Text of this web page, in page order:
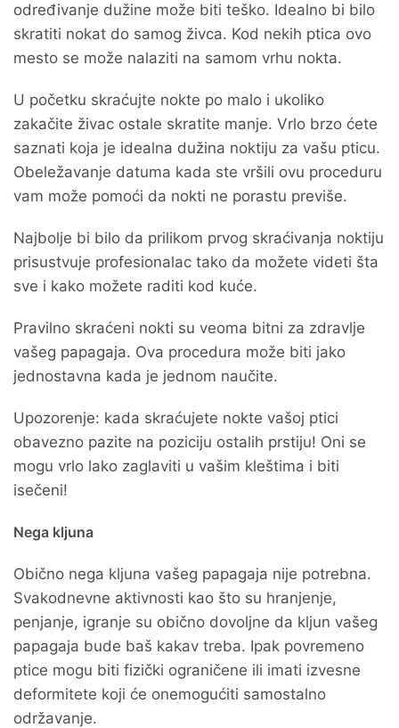
određivanje dužine može biti teško. Idealno bi bilo
skratiti nokat do samog živca. Kod nekih ptica ovo
mesto se može nalaziti na samom vrhu nokta.
U početku skraćujte nokte po malo i ukoliko
zakačite živac ostale skratite manje. Vrlo brzo ćete
saznati koja je idealna dužina noktiju za vašu pticu.
Obeležavanje datuma kada ste vršili ovu proceduru
vam može pomoći da nokti ne porastu previše.
Najbolje bi bilo da prilikom prvog skraćivanja noktiju
prisustvuje profesionalac tako da možete videti šta
sve i kako možete raditi kod kuće.
Pravilno skraćeni nokti su veoma bitni za zdravlje
vašeg papagaja. Ova procedura može biti jako
jednostavna kada je jednom naučite.
Upozorenje: kada skraćujete nokte vašoj ptici
obavezno pazite na poziciju ostalih prstiju! Oni se
mogu vrlo lako zaglaviti u vašim kleštima i biti
isečeni!
Nega kljuna
Obično nega kljuna vašeg papagaja nije potrebna.
Svakodnevne aktivnosti kao što su hranjenje,
penjanje, igranje su obično dovoljne da kljun vašeg
papagaja bude baš kakav treba. Ipak povremeno
ptice mogu biti fizički ograničene ili imati izvesne
deformitete koji će onemogućiti samostalno
održavanje.